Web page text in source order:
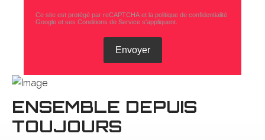
Ce site est protégé par reCAPTCHA et la politique de confidentialité
Google et ses Conditions de Service s'appliquent.
Envoyer
ENSEMBLE DEPUIS
TOUJOURS